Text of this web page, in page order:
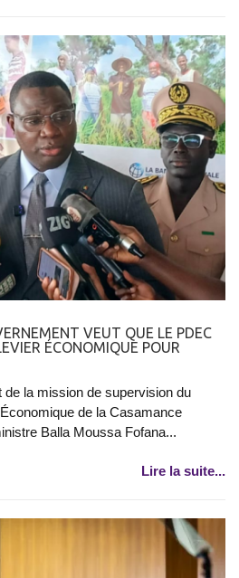
VEUT QUE LE PDEC
ÉCONOMIQUE POUR
de la mission de supervision du
de la Casamance
Balla Moussa Fofana...
Lire la suite...